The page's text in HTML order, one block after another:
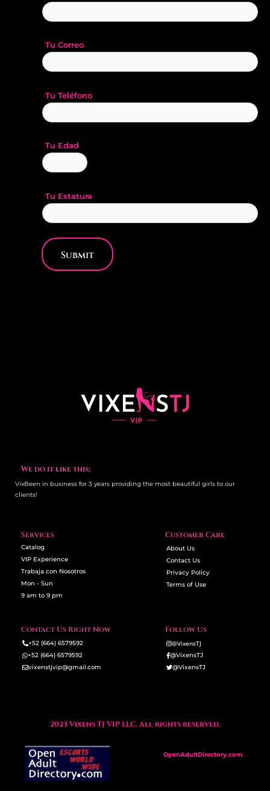
Tu Correo
Tu Teléfono
Tu Edad
Tu Estatura
We do it like this;
VixBeen in business for 3 years providing the most beautiful girls to our
clients!
Services
Catalog
VIP Experience
Trabaja con Nosotros
Mon - Sun
9 am to 9 pm
Customer Care
About Us
Contact Us
Privacy Policy
Terms of Use
Contact Us Right Now
+52 (664) 6579592
+52 (664) 6579592
vixenstjvip@gmail.com
Follow Us
@VixensTJ
@VixensTJ
@VixensTJ
2023 Vixens TJ VIP LLC. All rights reserved.
OpenAdultDirectory.com